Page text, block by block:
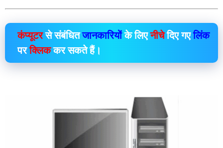
कंप्यूटरसे संबंधितजानकारियोंके लिएनीचेदिए गएलिंक
परक्लिककर सकते हैं।